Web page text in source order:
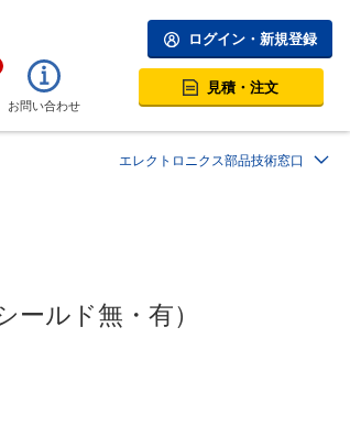
ログイン・新規登録
お問い合わせ
見積・注文
エレクトロニクス部品技術窓口
ルド無・有）